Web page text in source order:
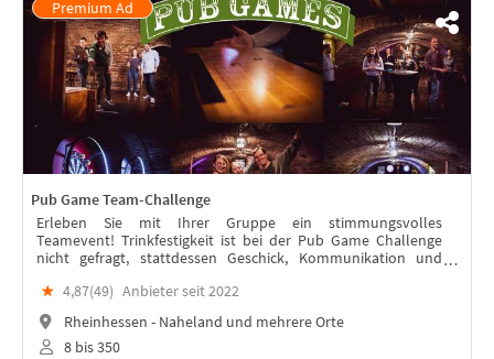
Pub Game Team-Challenge
Erleben Sie mit Ihrer Gruppe ein stimmungsvolles
Teamevent! Trinkfestigkeit ist bei der Pub Game Challenge
nicht gefragt, stattdessen Geschick, Kommunikation und
zur Auswahl!
★ 4,87(49) Anbieter seit 2022
Rheinhessen - Naheland und mehrere Orte
8 bis 350